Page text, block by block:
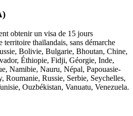
obtenir un visa de 15 jours
territoire thaïlandais, sans démarche
Bolivie, Bulgarie, Bhoutan, Chine,
Éthiopie, Fidji, Géorgie, Inde,
Namibie, Nauru, Népal, Papouasie-
Roumanie, Russie, Serbie, Seychelles,
Ouzbékistan, Vanuatu, Venezuela.